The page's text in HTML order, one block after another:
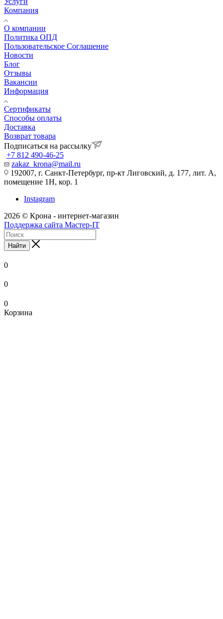
Компания
О компании
Политика ОПД
Пользовательское Соглашение
Новости
Блог
Отзывы
Вакансии
Информация
Сертификаты
Способы оплаты
Доставка
Возврат товара
Подписаться на рассылку
+7 812 490-46-25
zakaz_krona@mail.ru
192007, г. Санкт-Петербург, пр-кт Лиговский, д. 177, лит. А,
помещение 1Н, кор. 1
Instagram
2026 © Крона - интернет-магазин
Поддержка сайта Мастер-IT
Найти
0
0
0
Корзина